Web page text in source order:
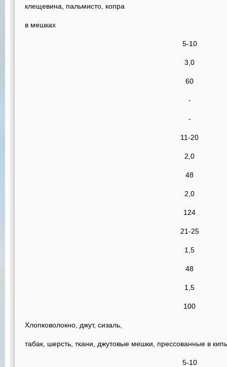
клещевина, пальмисто, копра
в мешках
5-10
3,0
60
-
-
11-20
2,0
48
2,0
124
21-25
1,5
48
1,5
100
Хлопковолокно, джут, сизаль,
табак, шерсть, ткани, джутовые мешки, прессованные в
5-10